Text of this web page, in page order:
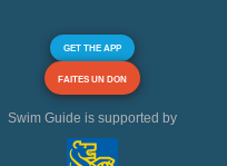
GET THE APP
FAITES UN DON
Swim Guide is supported by